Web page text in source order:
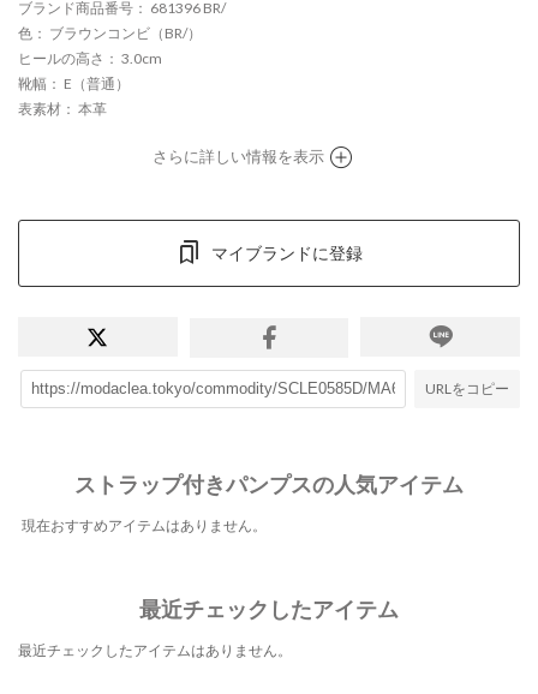
ブランド商品番号 ： 681396 BR/
色 ： ブラウンコンビ（BR/）
ヒールの高さ ： 3.0cm
靴幅 ： E（普通）
表素材 ： 本革
さらに詳しい情報を表示
マイブランドに登録
URLをコピー
ストラップ付きパンプスの人気アイテム
現在おすすめアイテムはありません。
最近チェックしたアイテム
最近チェックしたアイテムはありません。